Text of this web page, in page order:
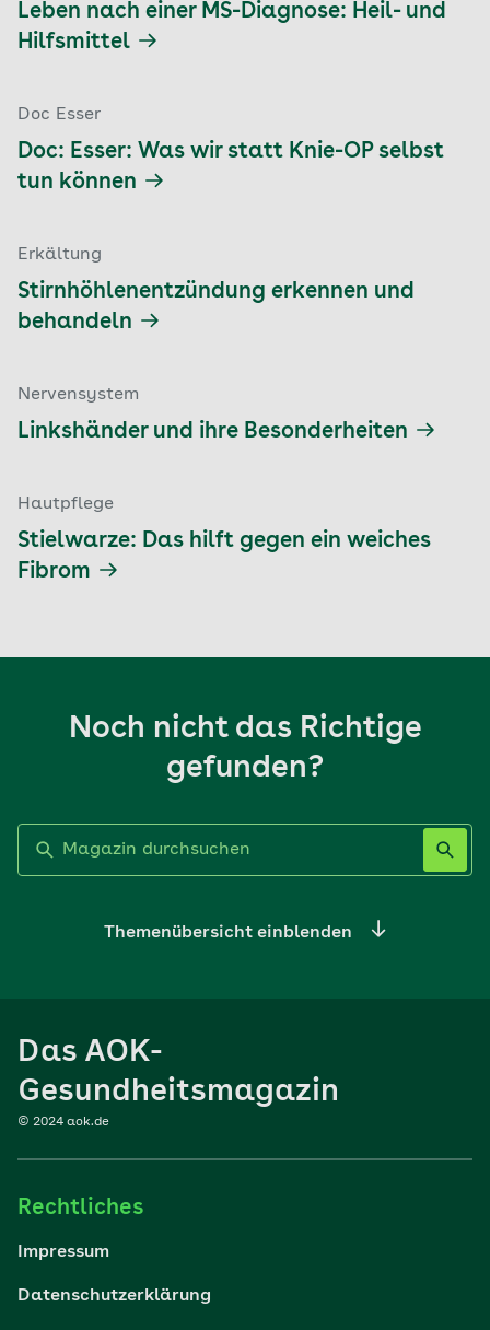
Leben nach einer MS-Diagnose: Heil- und
Hilfsmittel
Doc Esser
Doc: Esser: Was wir statt Knie-OP selbst
tun können
Erkältung
Stirnhöhlenentzündung erkennen und
behandeln
Nervensystem
Linkshänder und ihre Besonderheiten
Hautpflege
Stielwarze: Das hilft gegen ein weiches
Fibrom
Noch nicht das Richtige
gefunden?
Themenübersicht einblenden
Sport
Reisen
Wohlbefinden
Das AOK-
Gesundheitsmagazin
© 2024 aok.de
Rechtliches
Impressum
Datenschutzerklärung